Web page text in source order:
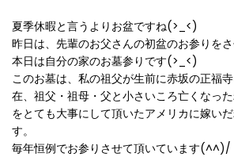
夏季休暇と言うよりお盆ですね(>_<)
昨日は、先輩のお父さんの初盆のお参りをさ
本日は自分の家のお墓参りです(>_<)
このお墓は、私の祖父が生前に赤坂の正福
在、祖父・祖母・父と小さいころ亡くなっ
をとても大事にして頂いたアメリカに嫁い
す。
毎年恒例でお参りさせて頂いています(^^)/